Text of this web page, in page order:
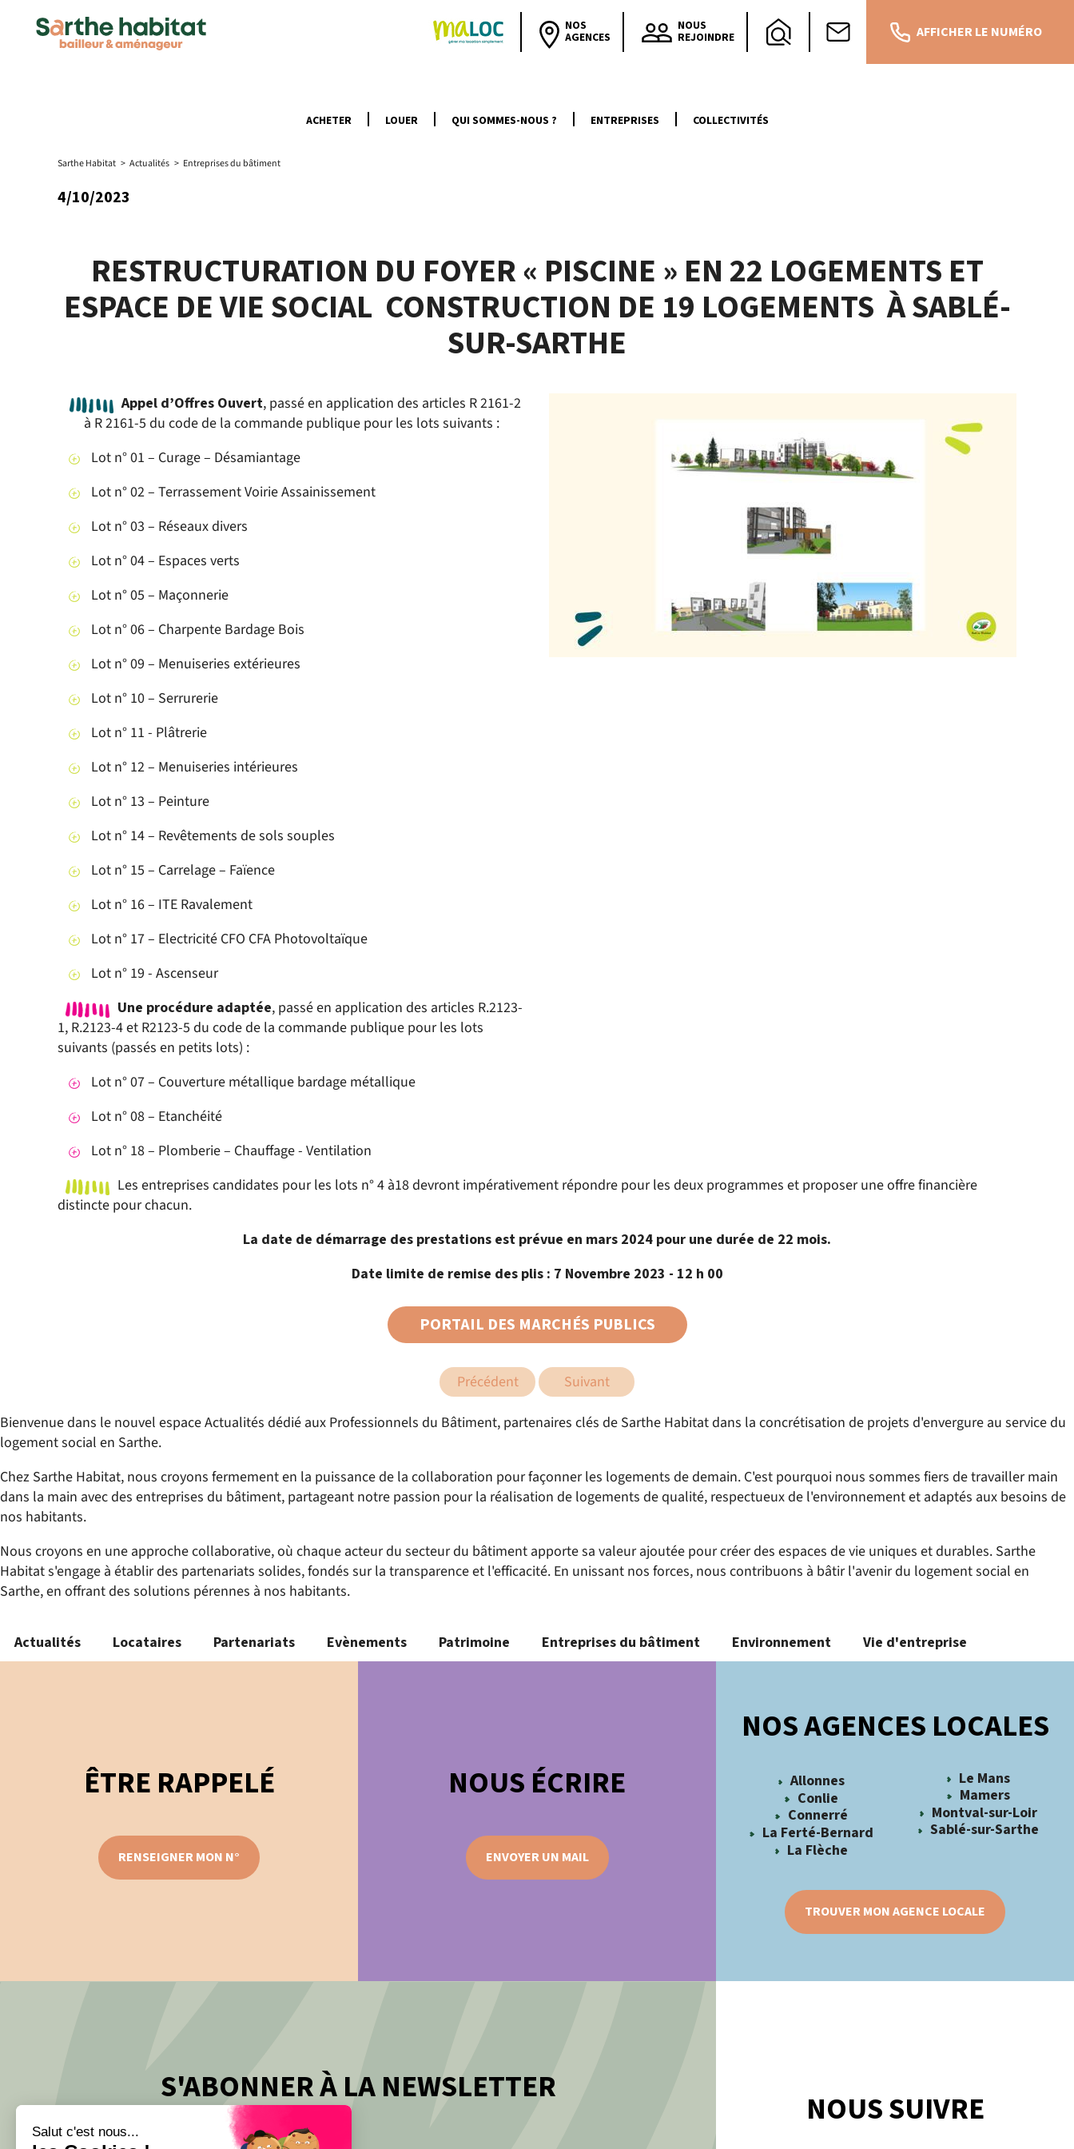
NOS
AGENCES
NOUS
REJOINDRE AFFICHER LE NUMÉRO
ACHETER LOUER QUI SOMMES-NOUS ? ENTREPRISES COLLECTIVITÉS
Sarthe Habitat > Actualités > Entreprises du bâtiment
4/10/2023
RESTRUCTURATION DU FOYER « PISCINE » EN 22 LOGEMENTS ET
ESPACE DE VIE SOCIAL CONSTRUCTION DE 19 LOGEMENTS À SABLÉ-
SUR-SARTHE
Appel d’Offres Ouvert, passé en application des articles R 2161-2
à R 2161-5 du code de la commande publique pour les lots suivants :
Lot n° 01 – Curage – Désamiantage
Lot n° 02 – Terrassement Voirie Assainissement
Lot n° 03 – Réseaux divers
Lot n° 04 – Espaces verts
Lot n° 05 – Maçonnerie
Lot n° 06 – Charpente Bardage Bois
Lot n° 09 – Menuiseries extérieures
Lot n° 10 – Serrurerie
Lot n° 11 - Plâtrerie
Lot n° 12 – Menuiseries intérieures
Lot n° 13 – Peinture
Lot n° 14 – Revêtements de sols souples
Lot n° 15 – Carrelage – Faïence
Lot n° 16 – ITE Ravalement
Lot n° 17 – Electricité CFO CFA Photovoltaïque
Lot n° 19 - Ascenseur
Une procédure adaptée, passé en application des articles R.2123-
1, R.2123-4 et R2123-5 du code de la commande publique pour les lots
suivants (passés en petits lots) :
Lot n° 07 – Couverture métallique bardage métallique
Lot n° 08 – Etanchéité
Lot n° 18 – Plomberie – Chauffage - Ventilation
Les entreprises candidates pour les lots n° 4 à18 devront impérativement répondre pour les deux programmes et proposer une offre financière
distincte pour chacun.
La date de démarrage des prestations est prévue en mars 2024 pour une durée de 22 mois.
Date limite de remise des plis : 7 Novembre 2023 - 12 h 00
PORTAIL DES MARCHÉS PUBLICS
Précédent Suivant
Bienvenue dans le nouvel espace Actualités dédié aux Professionnels du Bâtiment, partenaires clés de Sarthe Habitat dans la concrétisation de projets d'envergure au service du
logement social en Sarthe.
Chez Sarthe Habitat, nous croyons fermement en la puissance de la collaboration pour façonner les logements de demain. C'est pourquoi nous sommes fiers de travailler main
dans la main avec des entreprises du bâtiment, partageant notre passion pour la réalisation de logements de qualité, respectueux de l'environnement et adaptés aux besoins de
nos habitants.
Nous croyons en une approche collaborative, où chaque acteur du secteur du bâtiment apporte sa valeur ajoutée pour créer des espaces de vie uniques et durables. Sarthe
Habitat s'engage à établir des partenariats solides, fondés sur la transparence et l'efficacité. En unissant nos forces, nous contribuons à bâtir l'avenir du logement social en
Sarthe, en offrant des solutions pérennes à nos habitants.
Actualités Locataires Partenariats Evènements Patrimoine Entreprises du bâtiment Environnement Vie d'entreprise
NOS AGENCES LOCALES
Allonnes
Conlie
Connerré
La Ferté-Bernard
La Flèche
Le Mans
Mamers
Montval-sur-Loir
Sablé-sur-Sarthe
TROUVER MON AGENCE LOCALE
ÊTRE RAPPELÉ
RENSEIGNER MON N°
NOUS ÉCRIRE
ENVOYER UN MAIL
S'ABONNER À LA NEWSLETTER
NOUS SUIVRE
Salut c'est nous...